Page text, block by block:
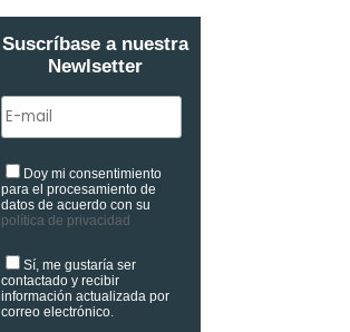
Suscríbase a nuestra
Newlsetter
Doy mi consentimiento
para el procesamiento de
datos de acuerdo con su
política de privacidad
Sí, me gustaría ser
contactado y recibir
información actualizada por
correo electrónico.